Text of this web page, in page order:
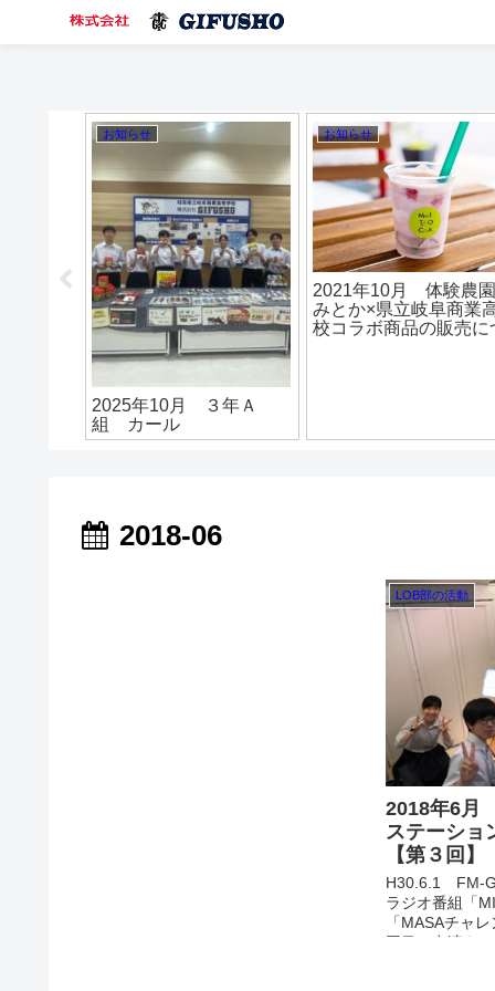
2020年9月 ３年Ｄ組
販売実習
お知らせ
2018年12月 3年D組特
別販売のお知らせ
2018-06
LOB部の活動
2018年6月
ステーショ
【第３回】
H30.6.1 FM-
ラジオ番組「
「MASAチャ
回目の出演を
部の２人の生